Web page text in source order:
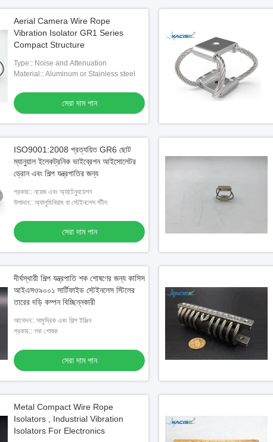
Aerial Camera Wire Rope
Vibration Isolator GR1 Series
Compact Structure
Type:: Noise and Attenuation
Material:: Aluminum or Stainless steel
সেরা দাম পান
ISO9001:2008 প্রত্যয়িত GR6 ছোট
ম্যানুয়াল ইলেকট্রনিক ভাইব্রেশন আইসোলেটর
ড্রোন এবং শিল্প যন্ত্রপাতির জন্য
প্রকার:: নয়েজ এবং অ্যাটেন্যুয়েশন
উপাদান:: অ্যালুমিনিয়াম বা স্টেইনলেস স্টীল
সেরা দাম পান
দীর্ঘস্থায়ী শিল্প যন্ত্রপাতি শক শোষণের জন্য কাসিস
আইএসও৯০০১ সার্টিফাইড স্টেইনলেস স্টিলের
তারের দড়ি কম্পন বিচ্ছিন্নকারী
আবেদন:: সামুদ্রিক এবং শিল্প ইঞ্জিন
প্রকার:: শক শোষক
সেরা দাম পান
Metal Compact Wire Rope
Isolators , Industrial Vibration
Isolators For Electronics